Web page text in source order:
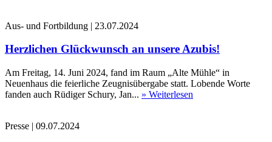
Aus- und Fortbildung | 23.07.2024
Herzlichen Glückwunsch an unsere Azubis!
Am Freitag, 14. Juni 2024, fand im Raum „Alte Mühle“ in
Neuenhaus die feierliche Zeugnisübergabe statt. Lobende Worte
fanden auch Rüdiger Schury, Jan... » Weiterlesen
Presse | 09.07.2024